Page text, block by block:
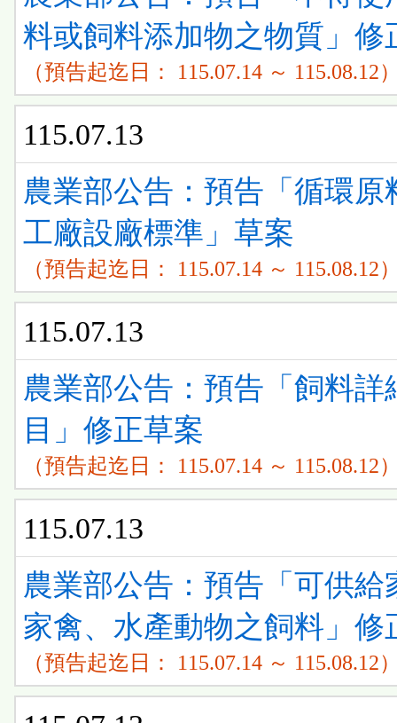
料或飼料添加物之物質」修
（預告起迄日： 115.07.14 ～ 115.08.12
115.07.13
農業部公告：預告「循環原
工廠設廠標準」草案
（預告起迄日： 115.07.14 ～ 115.08.12
115.07.13
農業部公告：預告「飼料詳
目」修正草案
（預告起迄日： 115.07.14 ～ 115.08.12
115.07.13
農業部公告：預告「可供給
家禽、水產動物之飼料」修
（預告起迄日： 115.07.14 ～ 115.08.12